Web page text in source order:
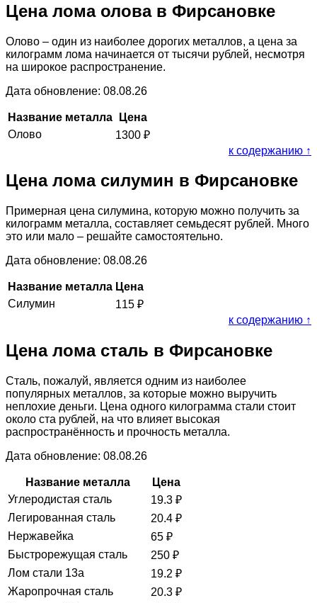
Цена лома олова в Фирсановке
Олово – один из наиболее дорогих металлов, а цена за
килограмм лома начинается от тысячи рублей, несмотря
на широкое распространение.
Дата обновление: 08.08.26
Название металла
Цена
Олово
1300 ₽
к содержанию ↑
Цена лома силумин в Фирсановке
Примерная цена силумина, которую можно получить за
килограмм металла, составляет семьдесят рублей. Много
это или мало – решайте самостоятельно.
Дата обновление: 08.08.26
Название металла Цена
Силумин
115 ₽
к содержанию ↑
Цена лома сталь в Фирсановке
Сталь, пожалуй, является одним из наиболее
популярных металлов, за которые можно выручить
неплохие деньги. Цена одного килограмма стали стоит
около ста рублей, на что влияет высокая
распространённость и прочность металла.
Дата обновление: 08.08.26
Название металла
Цена
Углеродистая сталь
19.3 ₽
Легированная сталь
20.4 ₽
Нержавейка
65 ₽
Быстрорежущая сталь
250 ₽
Лом стали 13а
19.2 ₽
Жаропрочная сталь
20.3 ₽